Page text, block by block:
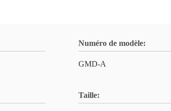
Numéro de modèle:
GMD-A
Taille: